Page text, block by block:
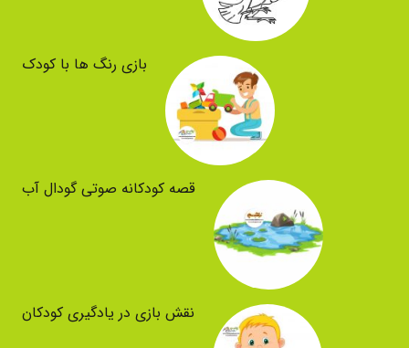
بازی رنگ ها با کودک
قصه کودکانه صوتی گودال آب
نقش بازی در یادگیری کودکان